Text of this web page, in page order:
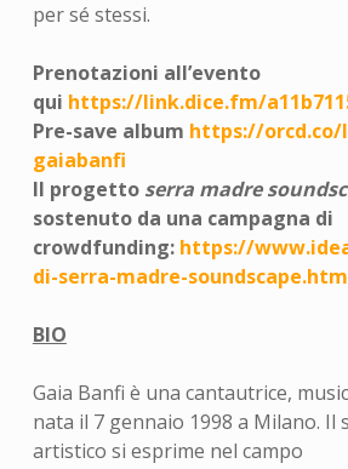
per sé stessi.
Prenotazioni all’evento
qui https://link.dice.fm/
Pre-save album https://orcd.co/
gaiabanfi
Il progetto serra madre
sostenuto da una campagna di
crowdfunding: https://
di-serra-madre-
BIO
Gaia Banfi è una cantautrice,
nata il 7 gennaio 1998 a Milano. Il
artistico si esprime nel campo